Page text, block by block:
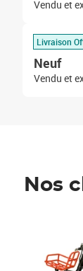
Vendu et
Livraison
Neuf
Vendu et
Nos